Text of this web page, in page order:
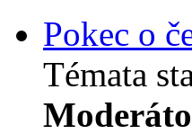
Pokec o
Témata